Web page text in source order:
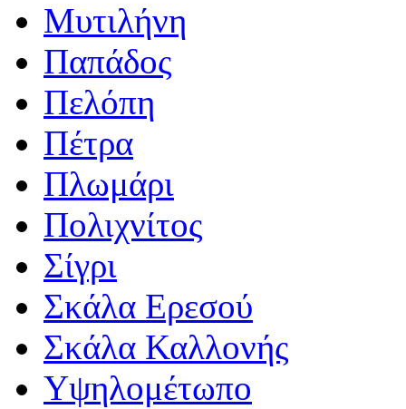
Μυτιλήνη
Παπάδος
Πελόπη
Πέτρα
Πλωμάρι
Πολιχνίτος
Σίγρι
Σκάλα Ερεσού
Σκάλα Καλλονής
Υψηλομέτωπο